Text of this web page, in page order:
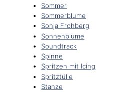
Sommer
Sommerblume
Sonja Frohberg
Sonnenblume
Soundtrack
Spinne
Spritzen mit Icing
Spritztülle
Stanze